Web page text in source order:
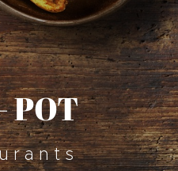
POT
r a n t s